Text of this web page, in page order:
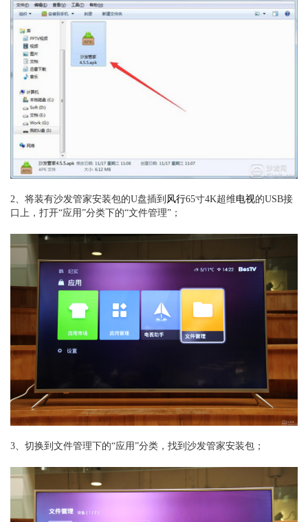
2、将装有沙发管家安装包的U盘插到 风行65寸4K超维电视的USB接
口上，打开“应用”分类下的“文件管理”；
3、切换到文件管理下的“应用”分类，找到沙发管家安装包；